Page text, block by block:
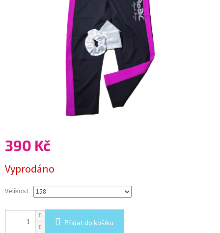
390 Kč
cena:
Vyprodáno
Velikost
Přidat do košíku